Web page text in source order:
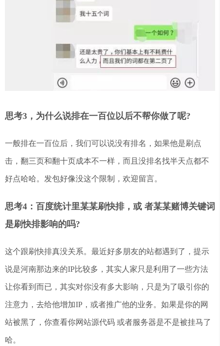
思考3，为什么说排在一百位以后不帮你做了呢?
一般排在一百位后，我们可以说没有排名，如果他是刷点
击，翻三页和翻十页成本不一样，而且没排名找半天点都不
好点哈哈。发包好像没这个限制，欢迎留言。
思考4：百度统计里某某刷快排，或 者某某赌博关键词
是刷快排影响的吗?
这个跟刷快排真没关系。最近好多朋友的站都遇到了，提示
说是河南那边来的IP比较多，其实人家只是利用了一些方法
让你看到而已，其实对你没有多大影响，只是为了吸引你的
注意力，去给他增加IP，或者推广他的业务。如果是你的网
站被黑了，你查看你网站源代码 或者服务器是不是被挂马了
哈。